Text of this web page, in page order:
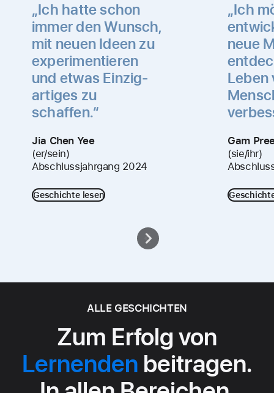
„Ich hatte schon
immer den Wunsch,
mit neuen Ideen zu
experimen­tieren
und etwas Einzig­
artiges zu
schaffen.“
Jia Chen Yee
(er/sein)
Abschlussjahrgang 2024
Geschichte lesen
„Ich
neue
Leben
Gam
(sie/ihr)
ALLE GESCHICHTEN
Zum Erfolg von
Lernenden beitragen.